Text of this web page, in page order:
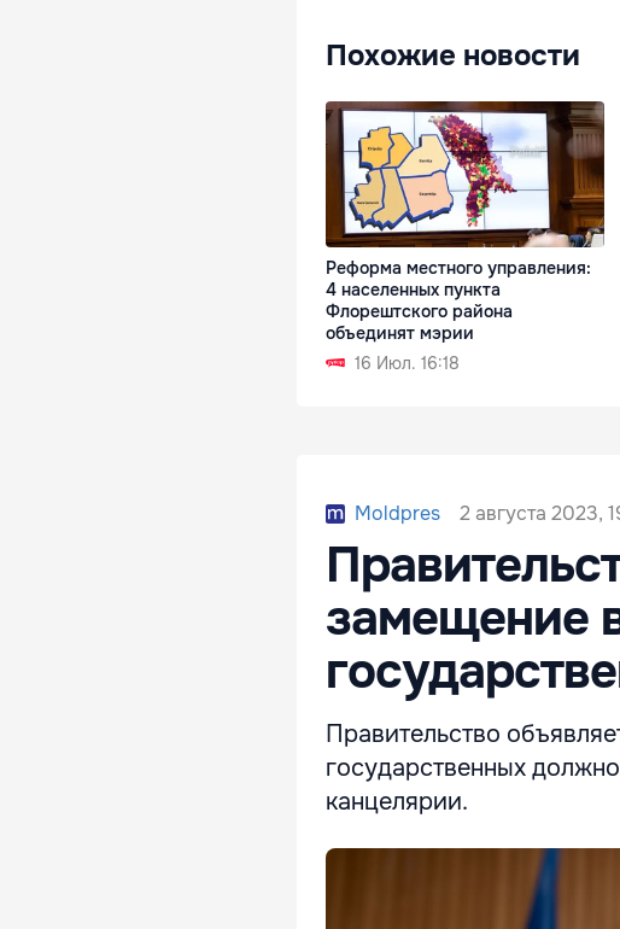
Похожие новости
Реформа местного управления:
4 населенных пункта
Флорештского района
объединят мэрии
16 Июл. 16:18
Moldpres 2 августа 2023,
замещение
Правительство
государственных
канцелярии.